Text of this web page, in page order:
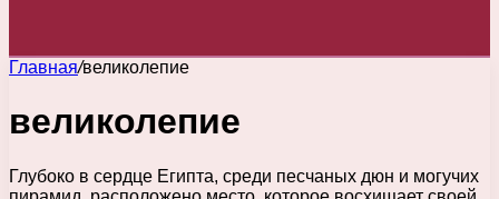
Главная/великолепие
великолепие
Глубоко в сердце Египта, среди песчаных дюн и могучих